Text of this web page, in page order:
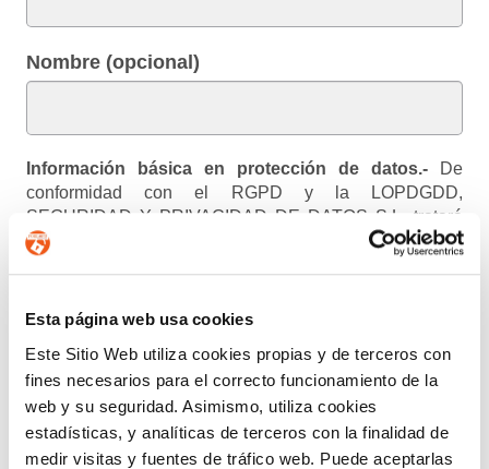
Esta página web usa cookies
Este Sitio Web utiliza cookies propias y de terceros con
fines necesarios para el correcto funcionamiento de la
web y su seguridad. Asimismo, utiliza cookies
estadísticas, y analíticas de terceros con la finalidad de
medir visitas y fuentes de tráfico web. Puede aceptarlas
Nombre (opcional)
Información básica en protección de datos.- De
conformidad con el RGPD y la LOPDGDD,
SEGURIDAD Y PRIVACIDAD DE DATOS S.L. tratará
los datos facilitados con la finalidad de enviar un boletín
ejercer sus derechos, visite nuestra
ENTIENDO Y ACEPTO el tratamiento de mis
datos tal y como se describe anteriormente y se explica
con mayor detalle en la Política de Privacidad.
AUTORIZO el envío de comunicaciones